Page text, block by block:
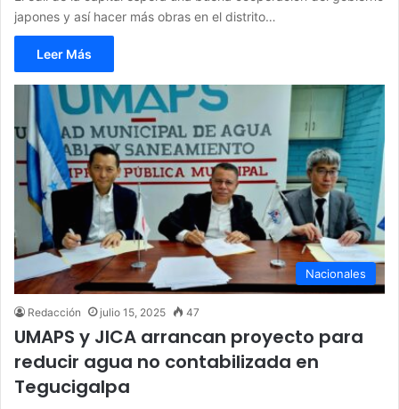
japones y así hacer más obras en el distrito…
Leer Más
Nacionales
Redacción julio 15, 2025 47
UMAPS y JICA arrancan proyecto para
reducir agua no contabilizada en
Tegucigalpa